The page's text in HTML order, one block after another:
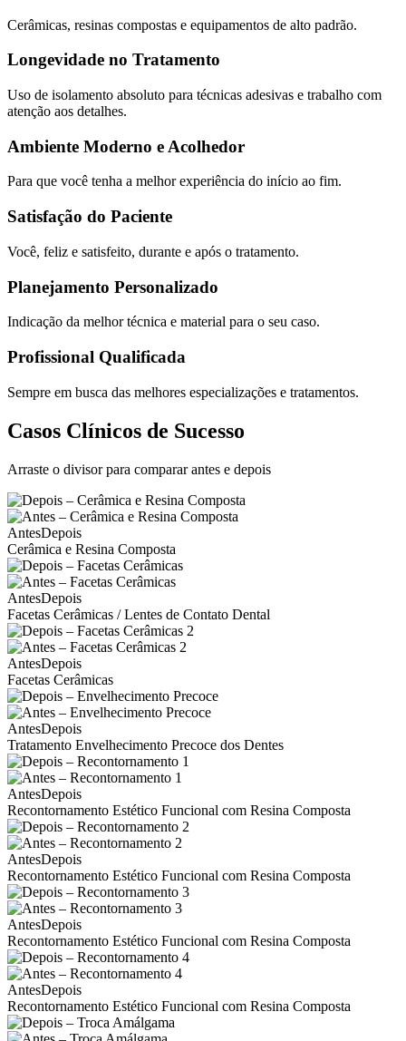
Cerâmicas, resinas compostas e equipamentos de alto padrão.
Longevidade no Tratamento
Uso de isolamento absoluto para técnicas adesivas e trabalho com
atenção aos detalhes.
Ambiente Moderno e Acolhedor
Para que você tenha a melhor experiência do início ao fim.
Satisfação do Paciente
Você, feliz e satisfeito, durante e após o tratamento.
Planejamento Personalizado
Indicação da melhor técnica e material para o seu caso.
Profissional Qualificada
Sempre em busca das melhores especializações e tratamentos.
Casos Clínicos de Sucesso
Arraste o divisor para comparar antes e depois
AntesDepois
Cerâmica e Resina Composta
AntesDepois
Facetas Cerâmicas / Lentes de Contato Dental
AntesDepois
Facetas Cerâmicas
AntesDepois
Tratamento Envelhecimento Precoce dos Dentes
AntesDepois
Recontornamento Estético Funcional com Resina Composta
AntesDepois
Recontornamento Estético Funcional com Resina Composta
AntesDepois
Recontornamento Estético Funcional com Resina Composta
AntesDepois
Recontornamento Estético Funcional com Resina Composta